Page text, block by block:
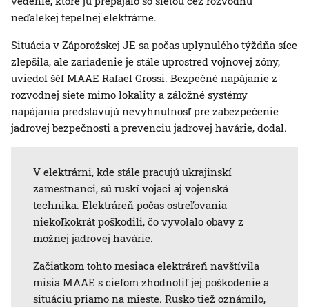
neďalekej tepelnej elektrárne.
Situácia v Záporožskej JE sa počas uplynulého týždňa síce
zlepšila, ale zariadenie je stále uprostred vojnovej zóny,
uviedol šéf MAAE Rafael Grossi. Bezpečné napájanie z
rozvodnej siete mimo lokality a záložné systémy
napájania predstavujú nevyhnutnosť pre zabezpečenie
jadrovej bezpečnosti a prevenciu jadrovej havárie, dodal.
V elektrárni, kde stále pracujú ukrajinskí
zamestnanci, sú ruskí vojaci aj vojenská
technika. Elektráreň počas ostreľovania
niekoľkokrát poškodili, čo vyvolalo obavy z
možnej jadrovej havárie.
Začiatkom tohto mesiaca elektráreň navštívila
misia MAAE s cieľom zhodnotiť jej poškodenie a
situáciu priamo na mieste. Rusko tiež oznámilo,